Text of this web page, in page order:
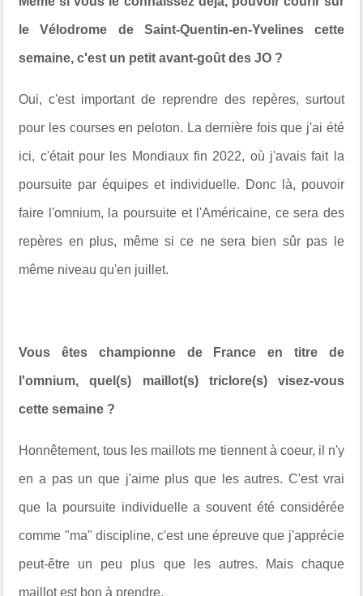
le Vélodrome de Saint-Quentin-en-Yvelines cette
semaine, c'est un petit avant-goût des JO ?
Oui, c'est important de reprendre des repères, surtout
pour les courses en peloton. La dernière fois que j'ai été
ici, c'était pour les Mondiaux fin 2022, où j'avais fait la
poursuite par équipes et individuelle. Donc là, pouvoir
faire l'omnium, la poursuite et l'Américaine, ce sera des
repères en plus, même si ce ne sera bien sûr pas le
même niveau qu'en juillet.
Vous êtes championne de France en titre de
l'omnium, quel(s) maillot(s) triclore(s) visez-vous
cette semaine ?
Honnêtement, tous les maillots me tiennent à coeur, il n'y
en a pas un que j'aime plus que les autres. C'est vrai
que la poursuite individuelle a souvent été considérée
comme "ma" discipline, c'est une épreuve que j'apprécie
peut-être un peu plus que les autres. Mais chaque
maillot est bon à prendre.